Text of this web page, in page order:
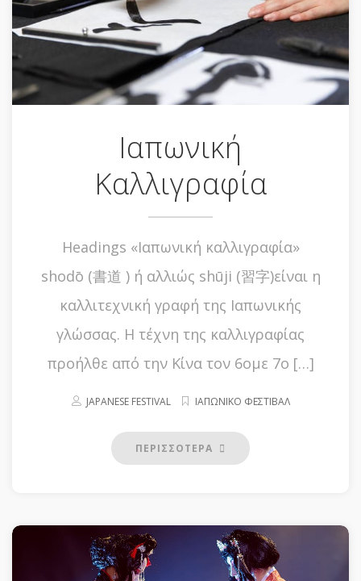
Ιαπωνική
Καλλιγραφία
Headings «Ιαπωνική καλλιγραφία»
shodō (書道 ) ή αλλιώς shūji (習字)είναι η
καλλιτεχνική γραφή της Ιαπωνικής
γλώσσας. Η τέχνη της καλλιγραφίας
προήλθε από την Κίνα τον 6ομε 7ο […]
JAPANESE FESTIVAL ΙΑΠΩΝΙΚΟ ΦΕΣΤΙΒΑΛ
ΠΕΡΙΣΣΟΤΕΡΑ